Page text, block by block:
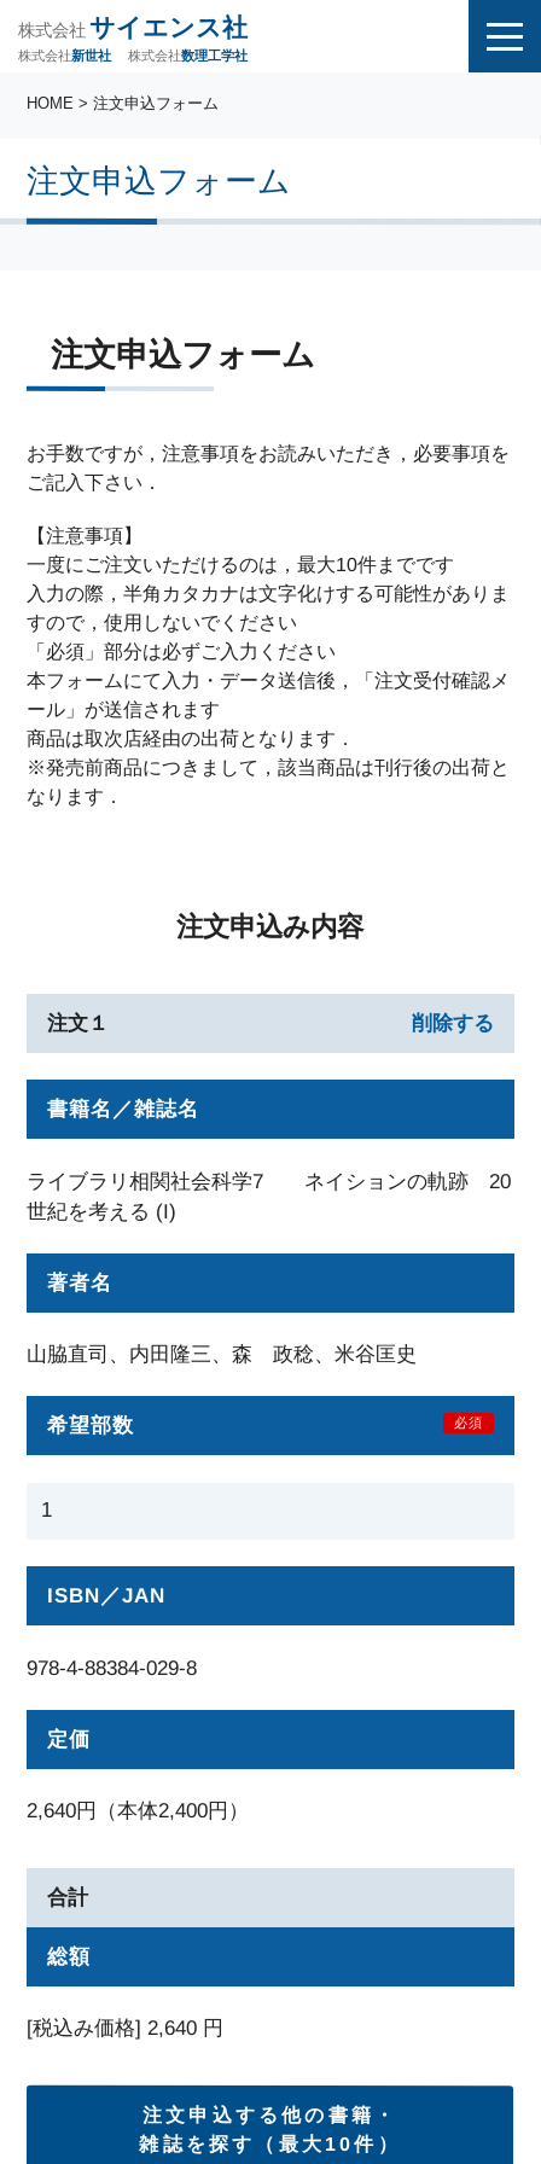
株式会社 サイエンス社
株式会社新世社 株式会社数理工学社
注文申込フォーム
HOME > 注文申込フォーム
注文申込フォーム
お手数ですが，注意事項をお読みいただき，必要事項を
ご記入下さい．
【注意事項】
一度にご注文いただけるのは，最大10件までです
入力の際，半角カタカナは文字化けする可能性がありま
すので，使用しないでください
「必須」部分は必ずご入力ください
本フォームにて入力・データ送信後，「注文受付確認メ
ール」が送信されます
商品は取次店経由の出荷となります．
※発売前商品につきまして，該当商品は刊行後の出荷と
なります．
注文申込み内容
注文１ 削除する
書籍名／雑誌名
ライブラリ相関社会科学7 ネイションの軌跡 20
世紀を考える (I)
著者名
山脇直司、内田隆三、森 政稔、米谷匡史
希望部数 必須
ISBN／JAN
978-4-88384-029-8
定価
2,640円（本体2,400円）
合計
総額
[税込み価格]2,640 円
注文申込する他の書籍・
雑誌を探す（最大10件）